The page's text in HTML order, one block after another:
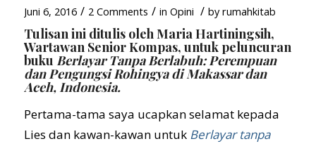
Juni 6, 2016 / 2 Comments / in Opini / byrumahkitab
Tulisan ini ditulis oleh Maria Hartiningsih,
Wartawan Senior Kompas, untuk peluncuran
buku Berlayar Tanpa Berlabuh: Perempuan
dan Pengungsi Rohingya di Makassar dan
Aceh, Indonesia.
Pertama-tama saya ucapkan selamat kepada
Lies dan kawan-kawan untuk Berlayar tanpa